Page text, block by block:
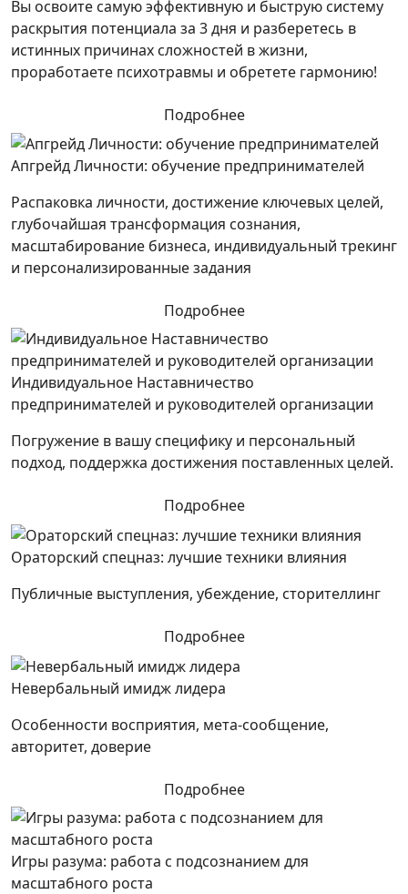
Вы освоите самую эффективную и быструю систему
раскрытия потенциала за 3 дня и разберетесь в
истинных причинах сложностей в жизни,
проработаете психотравмы и обретете гармонию!
Подробнее
Апгрейд Личности: обучение предпринимателей
Распаковка личности, достижение ключевых целей,
глубочайшая трансформация сознания,
масштабирование бизнеса, индивидуальный трекинг
и персонализированные задания
Подробнее
Индивидуальное Наставничество
предпринимателей и руководителей организации
Погружение в вашу специфику и персональный
подход, поддержка достижения поставленных целей.
Подробнее
Ораторский спецназ: лучшие техники влияния
Публичные выступления, убеждение, сторителлинг
Подробнее
Невербальный имидж лидера
Особенности восприятия, мета-сообщение,
авторитет, доверие
Подробнее
Игры разума: работа с подсознанием для
масштабного роста